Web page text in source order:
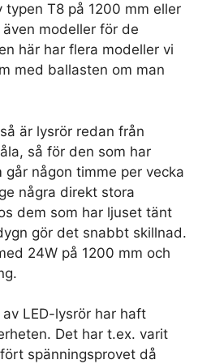
T8 på 1200 mm eller
modeller för de
här har flera modeller vi
med ballasten om man
är lysrör redan från
så för den som har
går någon timme per vecka
några direkt stora
dem som har ljuset tänt
gör det snabbt skillnad.
24W på 1200 mm och
LED-lysrör har haft
Det har t.ex. varit
spänningsprovet då